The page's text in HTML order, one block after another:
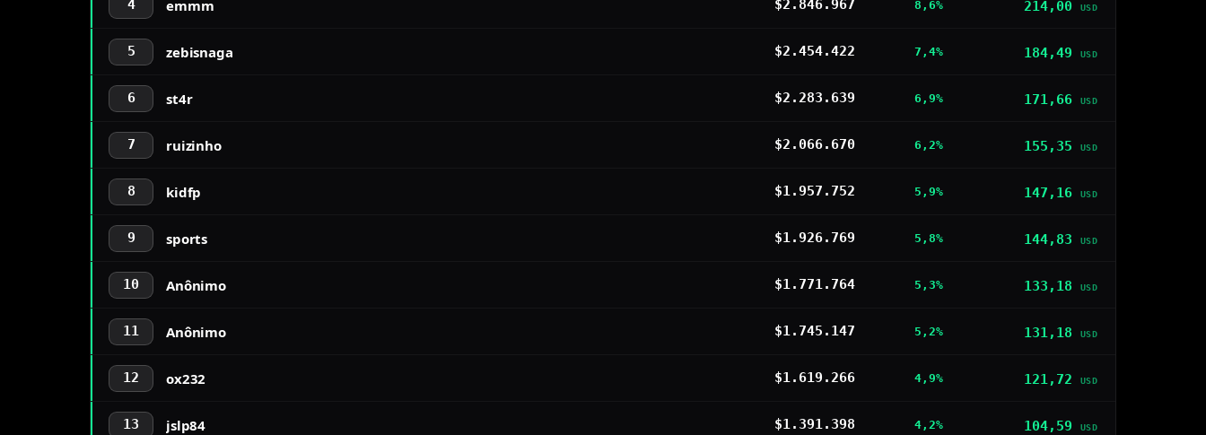
4 emmm $2.846.967 8,6% 214,00 USD
5 zebisnaga $2.454.422 7,4% 184,49 USD
6 st4r $2.283.639 6,9% 171,66 USD
7 ruizinho $2.066.670 6,2% 155,35 USD
8 kidfp $1.957.752 5,9% 147,16 USD
9 sports $1.926.769 5,8% 144,83 USD
10 Anônimo $1.771.764 5,3% 133,18 USD
11 Anônimo $1.745.147 5,2% 131,18 USD
12 ox232 $1.619.266 4,9% 121,72 USD
13 jslp84 $1.391.398 4,2% 104,59 USD